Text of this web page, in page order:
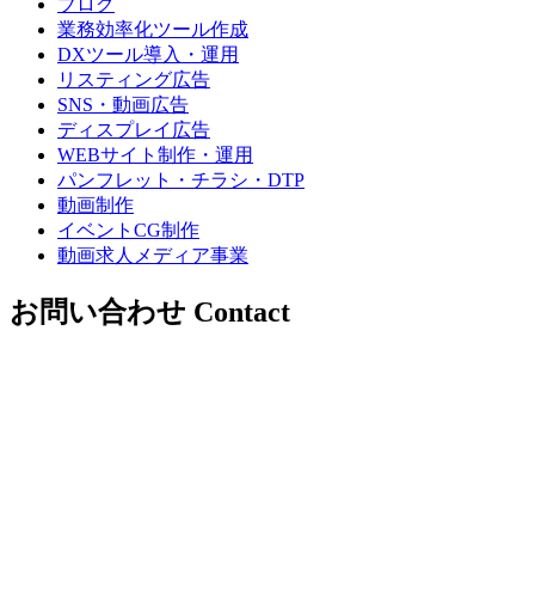
ブログ
業務効率化ツール作成
DXツール導入・運用
リスティング広告
SNS・動画広告
ディスプレイ広告
WEBサイト制作・運用
パンフレット・チラシ・DTP
動画制作
イベントCG制作
動画求人メディア事業
お問い合わせ Contact